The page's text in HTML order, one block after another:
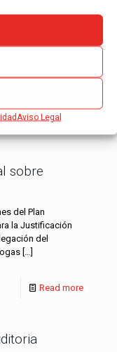
Aviso Legal
los úlitmos
emprendedores
Read more
sobre
del Plan
la Justificación
del
Read more